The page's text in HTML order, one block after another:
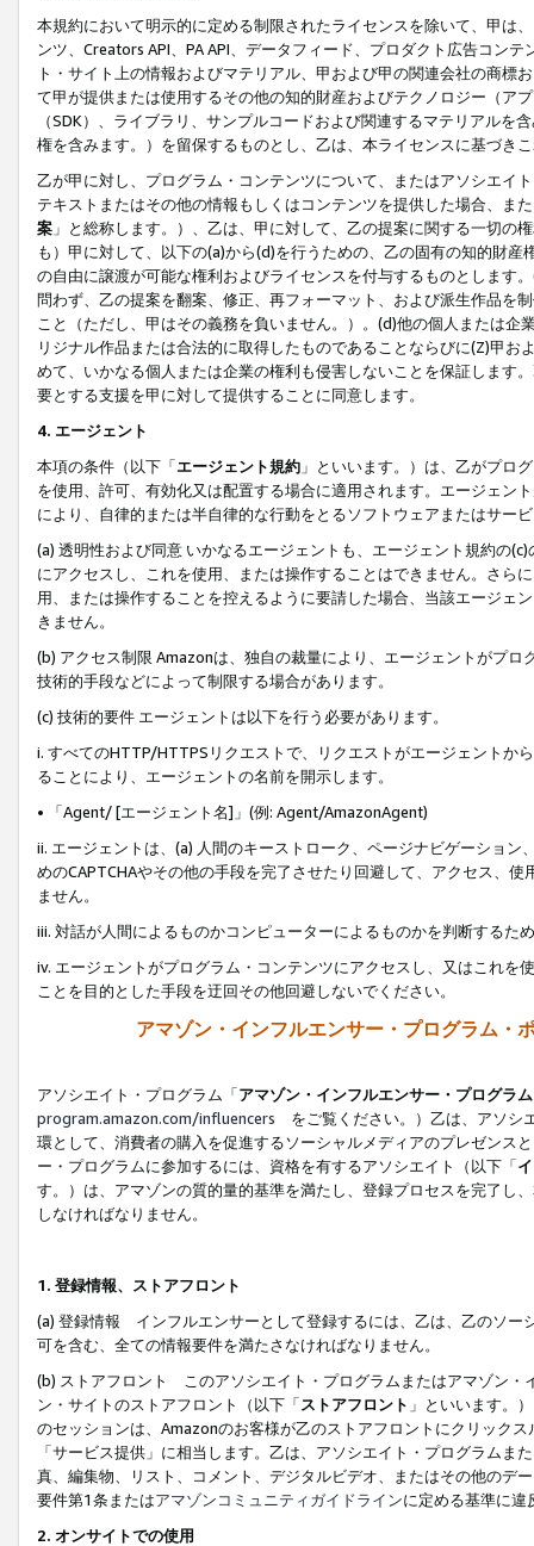
本規約において明示的に定める制限されたライセンスを除いて、甲は
ンツ、Creators API、PA API、データフィード、プロダクト広告コン
ト・サイト上の情報およびマテリアル、甲および甲の関連会社の商
て甲が提供または使用するその他の知的財産およびテクノロジー（ア
（SDK）、ライブラリ、サンプルコードおよび関連するマテリアル
権を含みます。）を留保するものとし、乙は、本ライセンスに基づき
乙が甲に対し、プログラム・コンテンツについて、またはアソシエイ
テキストまたはその他の情報もしくはコンテンツを提供した場合、ま
案 」と総称します。）、乙は、甲に対して、乙の提案に関する一切
も）甲に対して、以下の(a)から(d)を行うための、乙の固有の知的財
の自由に譲渡が可能な権利およびライセンスを付与するものとします
問わず、乙の提案を翻案、修正、再フォーマット、および派生作品を
こと（ただし、甲はその義務を負いません。）。(d)他の個人または
リジナル作品または合法的に取得したものであることならびに(Z)甲
めて、いかなる個人または企業の権利も侵害しないことを保証します
要とする支援を甲に対して提供することに同意します。
4. エージェント
本項の条件（以下「エージェント規約 」といいます。）は、乙がプロ
を使用、許可、有効化又は配置する場合に適用されます。エージェン
により、自律的または半自律的な行動をとるソフトウェアまたはサー
(a) 透明性および同意 いかなるエージェントも、エージェント規約の
にアクセスし、これを使用、または操作することはできません。さら
用、または操作することを控えるように要請した場合、当該エージェ
きません。
(b) アクセス制限 Amazonは、独自の裁量により、エージェントがプ
技術的手段などによって制限する場合があります。
(c) 技術的要件 エージェントは以下を行う必要があります。
i. すべてのHTTP/HTTPSリクエストで、リクエストがエージェントか
ることにより、エージェントの名前を開示します。
• 「Agent/ [エージェント名]」(例: Agent/AmazonAgent)
ii. エージェントは、(a) 人間のキーストローク、ページナビゲーショ
めのCAPTCHAやその他の手段を完了させたり回避して、アクセス、
ません。
iii. 対話が人間によるものかコンピューターによるものかを判断するた
iv. エージェントがプログラム・コンテンツにアクセスし、又はこれ
ことを目的とした手段を迂回その他回避しないでください。
アマゾン・インフルエンサー・プログラム・
アソシエイト・プログラム「アマゾン・インフルエンサー・プログラム
program.amazon.com/influencers をご覧ください。）乙は、アソシ
環として、消費者の購入を促進するソーシャルメディアのプレゼンス
ー・プログラムに参加するには、資格を有するアソシエイト（以下「
す。）は、アマゾンの質的量的基準を満たし、登録プロセスを完了し、
しなければなりません。
1. 登録情報、ストアフロント
(a) 登録情報 インフルエンサーとして登録するには、乙は、乙のソー
可を含む、全ての情報要件を満たさなければなりません。
(b) ストアフロント このアソシエイト・プログラムまたはアマゾン・
ン・サイトのストアフロント（以下「ストアフロント 」といいます。
のセッションは、Amazonのお客様が乙のストアフロントにクリック
「サービス提供」に相当します。乙は、アソシエイト・プログラム
真、編集物、リスト、コメント、デジタルビデオ、またはその他のデ
要件第1条またはアマゾンコミュニティガイドラインに定める基準に違
2. オンサイトでの使用